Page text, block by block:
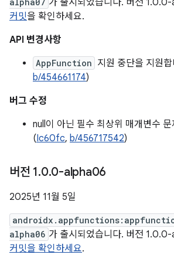
가 출시되었습니다. 버전
커밋을 확인하세요.
API 변경사항
AppFunction 지원 중단을 지원
b/454661174)
버그 수정
null이 아닌 필수 최상위 매개변수
(Ic60fc, b/456717542)
버전 1.0.0-alpha06
2025년 11월 5일
alpha06 가 출시되었습니다. 버전
커밋을 확인하세요.